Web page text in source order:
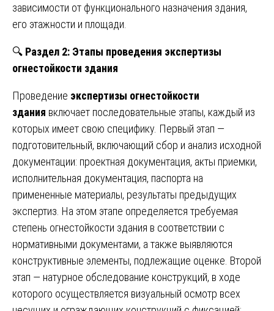
зависимости от функционального назначения здания,
его этажности и площади.
🔍 Раздел 2: Этапы проведения экспертизы
огнестойкости здания
Проведение экспертизы огнестойкости
здания включает последовательные этапы, каждый из
которых имеет свою специфику. Первый этап —
подготовительный, включающий сбор и анализ исходной
документации: проектная документация, акты приемки,
исполнительная документация, паспорта на
примененные материалы, результаты предыдущих
экспертиз. На этом этапе определяется требуемая
степень огнестойкости здания в соответствии с
нормативными документами, а также выявляются
конструктивные элементы, подлежащие оценке. Второй
этап — натурное обследование конструкций, в ходе
которого осуществляется визуальный осмотр всех